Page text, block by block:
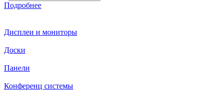
Подробнее
Дисплеи и мониторы
Доски
Панели
Конференц системы